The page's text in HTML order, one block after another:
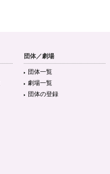
団体／劇場
団体一覧
劇場一覧
団体の登録